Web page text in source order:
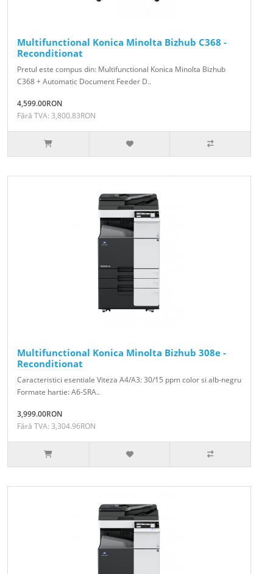
Multifunctional Konica Minolta Bizhub C368 -
Reconditionat
Pretul este compus din: Multifunctional Konica Minolta Bizhub
C368 + Automatic Document Feeder D..
4,599.00RON
Fără TVA: 3,800.83RON
Multifunctional Konica Minolta Bizhub 308e -
Reconditionat
Caracteristici esentiale Viteza A4/A3: 30/15 ppm color si alb-negru
Formate hartie: A6-SRA..
3,999.00RON
Fără TVA: 3,304.96RON